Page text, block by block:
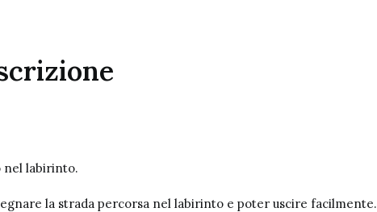
nel labirinto.
la strada percorsa nel labirinto e poter uscire facilmente.